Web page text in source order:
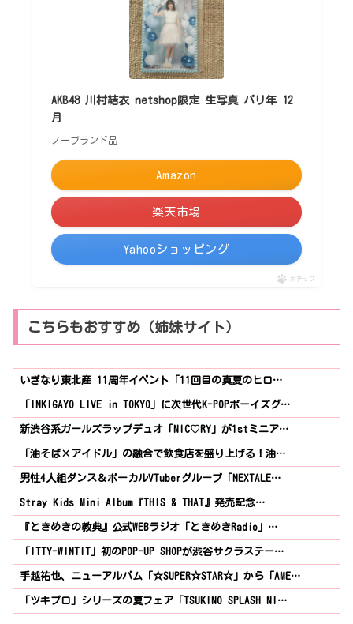
AKB48 川村結衣 netshop限定 生写真 パリ年 12
月
ノーブランド品
Amazon
楽天市場
Yahooショッピング
ポチップ
こちらもおすすめ（姉妹サイト）
いぎなり東北産 11周年イベント「11回目の真夏のヒロ…
「INKIGAYO LIVE in TOKYO」に次世代K-POPボーイズグ…
新渋谷系ガールズラップデュオ「NIC♡RY」が1stミニア…
「油そば×アイドル」の融合で飲食店を盛り上げる！油…
男性4人組ダンス＆ボーカルVTuberグループ「NEXTALE…
Stray Kids Mini Album『THIS & THAT』発売記念…
『ときめきの教典』公式WEBラジオ「ときめきRadio」…
「ITTY-WINTIT」初のPOP-UP SHOPが渋谷サクラステー…
手越祐也、ニューアルバム「☆SUPER☆STAR☆」から「AME…
「ツキプロ」シリーズの夏フェア「TSUKINO SPLASH NI…